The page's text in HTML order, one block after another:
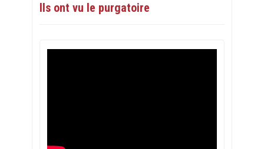
Ils ont vu le purgatoire